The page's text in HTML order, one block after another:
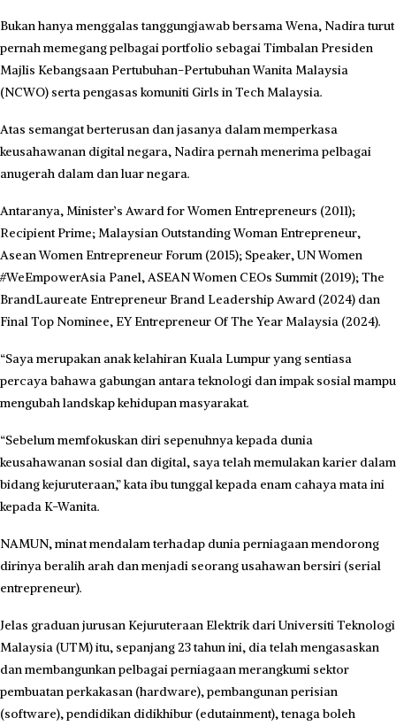
Bukan hanya menggalas tanggungjawab bersama Wena, Nadira turut
pernah memegang pelbagai portfolio sebagai Timbalan Presiden
Majlis Kebangsaan Pertubuhan-Pertubuhan Wanita Malaysia
(NCWO) serta pengasas komuniti Girls in Tech Malaysia.
Atas semangat berterusan dan jasanya dalam memperkasa
keusahawanan digital negara, Nadira pernah menerima pelbagai
anugerah dalam dan luar negara.
Antaranya, Minister’s Award for Women Entrepreneurs (2011);
Recipient Prime; Malaysian Outstanding Woman Entrepreneur,
Asean Women Entrepreneur Forum (2015); Speaker, UN Women
#WeEmpowerAsia Panel, ASEAN Women CEOs Summit (2019); The
BrandLaureate Entrepreneur Brand Leadership Award (2024) dan
Final Top Nominee, EY Entrepreneur Of The Year Malaysia (2024).
“Saya merupakan anak kelahiran Kuala Lumpur yang sentiasa
percaya bahawa gabungan antara teknologi dan impak sosial mampu
mengubah landskap kehidupan masyarakat.
“Sebelum memfokuskan diri sepenuhnya kepada dunia
keusahawanan sosial dan digital, saya telah memulakan karier dalam
bidang kejuruteraan,” kata ibu tunggal kepada enam cahaya mata ini
kepada K-Wanita.
NAMUN, minat mendalam terhadap dunia perniagaan mendorong
dirinya beralih arah dan menjadi seorang usahawan bersiri (serial
entrepreneur).
Jelas graduan jurusan Kejuruteraan Elektrik dari Universiti Teknologi
Malaysia (UTM) itu, sepanjang 23 tahun ini, dia telah mengasaskan
dan membangunkan pelbagai perniagaan merangkumi sektor
pembuatan perkakasan (hardware), pembangunan perisian
(software), pendidikan didikhibur (edutainment), tenaga boleh